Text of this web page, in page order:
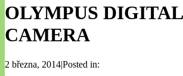
OLYMPUS DIGITAL
CAMERA
2 března, 2014|Posted in: